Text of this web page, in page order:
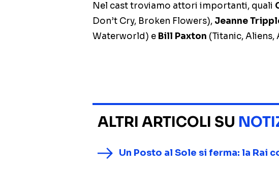
Nel cast troviamo attori importanti, quali
Don’t Cry, Broken Flowers), Jeanne
Waterworld) e Bill Paxton (Titanic, Aliens,
ALTRI ARTICOLI SU
Un Posto al Sole si ferma: la Rai